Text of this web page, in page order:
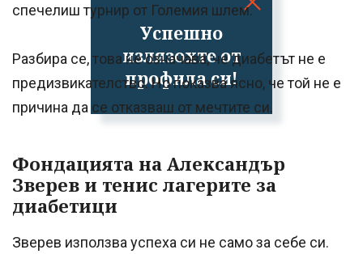
Успешно
излязохте от
профила си!
спечелиш турнир от Големия шлем.
Разбира се, това не означава, че диабетът не е
предизвикателство. Но показва ясно, че той не е
причина да се отказваш от мечтите си.
Фондацията на Александър
Зверев и тенис лагерите за
диабетици
Зверев използва успеха си не само за себе си.